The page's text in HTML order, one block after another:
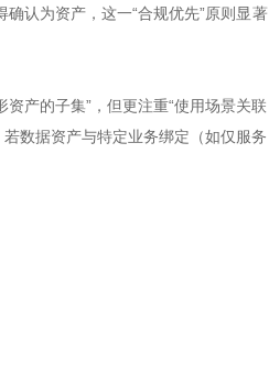
认为资产，这一“合规优先”原则显著
产的子集”，但更注重“使用场景关联
数据资产与特定业务绑定（如仅服务